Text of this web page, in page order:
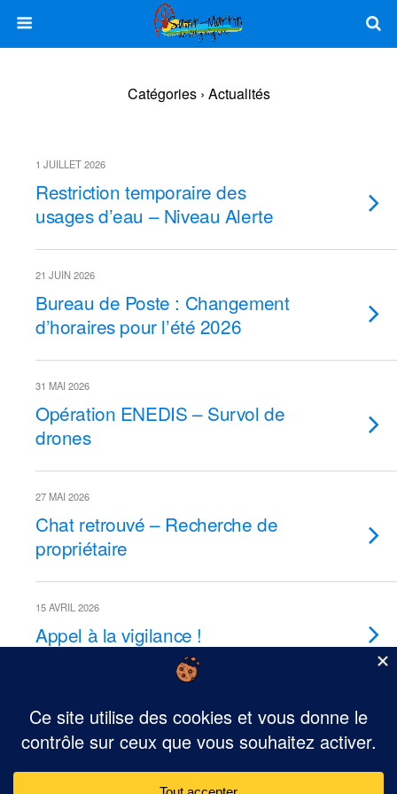
Catégories › Actualités
1 JUILLET 2026
Restriction temporaire des
usages d’eau – Niveau Alerte
21 JUIN 2026
Bureau de Poste : Changement
d’horaires pour l’été 2026
31 MAI 2026
Opération ENEDIS – Survol de
drones
27 MAI 2026
Chat retrouvé – Recherche de
propriétaire
15 AVRIL 2026
Appel à la vigilance !
Halte aux Randonneurs –
Square Marcel Ferrier